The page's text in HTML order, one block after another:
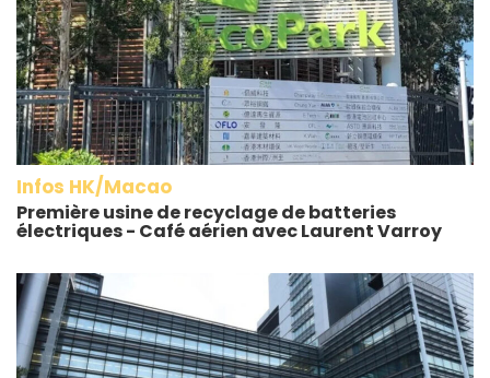
Infos HK/Macao
Première usine de recyclage de batteries
électriques - Café aérien avec Laurent Varroy